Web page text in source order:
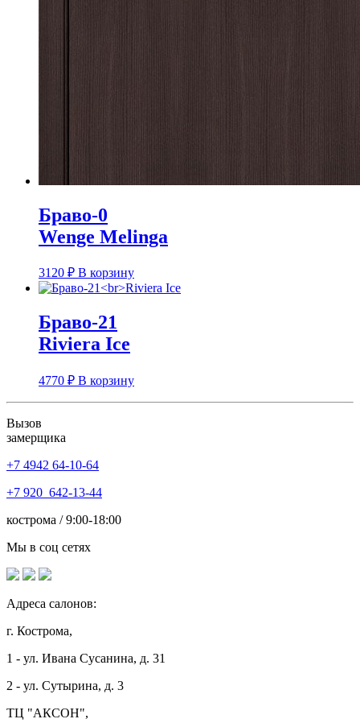
Браво-0
Wenge Melinga
3120 ₽ В корзину
Браво-21
Riviera Ice
4770 ₽ В корзину
Вызов
замерщика
+7 4942 64-10-64
+7 920 642-13-44
кострома / 9:00-18:00
Мы в соц сетях
Адреса салонов:
г. Кострома,
1 - ул. Ивана Сусанина, д. 31
2 - ул. Сутырина, д. 3
ТЦ "АКСОН",